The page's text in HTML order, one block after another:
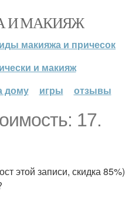
И МАКИЯЖ
макияжа и причесок
и макияж
дому
игры отзывы
17.
этой записи, скидка 85%)